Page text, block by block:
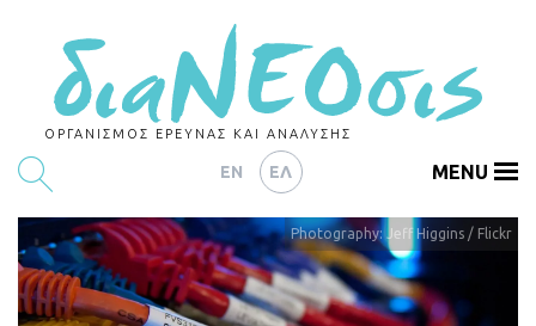
ΟΡΓΑΝΙΣΜΟΣ ΕΡΕΥΝΑΣ ΚΑΙ ΑΝΑΛΥΣΗΣ
EN ΕΛ
ΕΡΕΥΝΕΣ
ΑΡΘΡΟΓΡΑΦΙΑ
MENU
Photography: Jeff Higgins / Flickr